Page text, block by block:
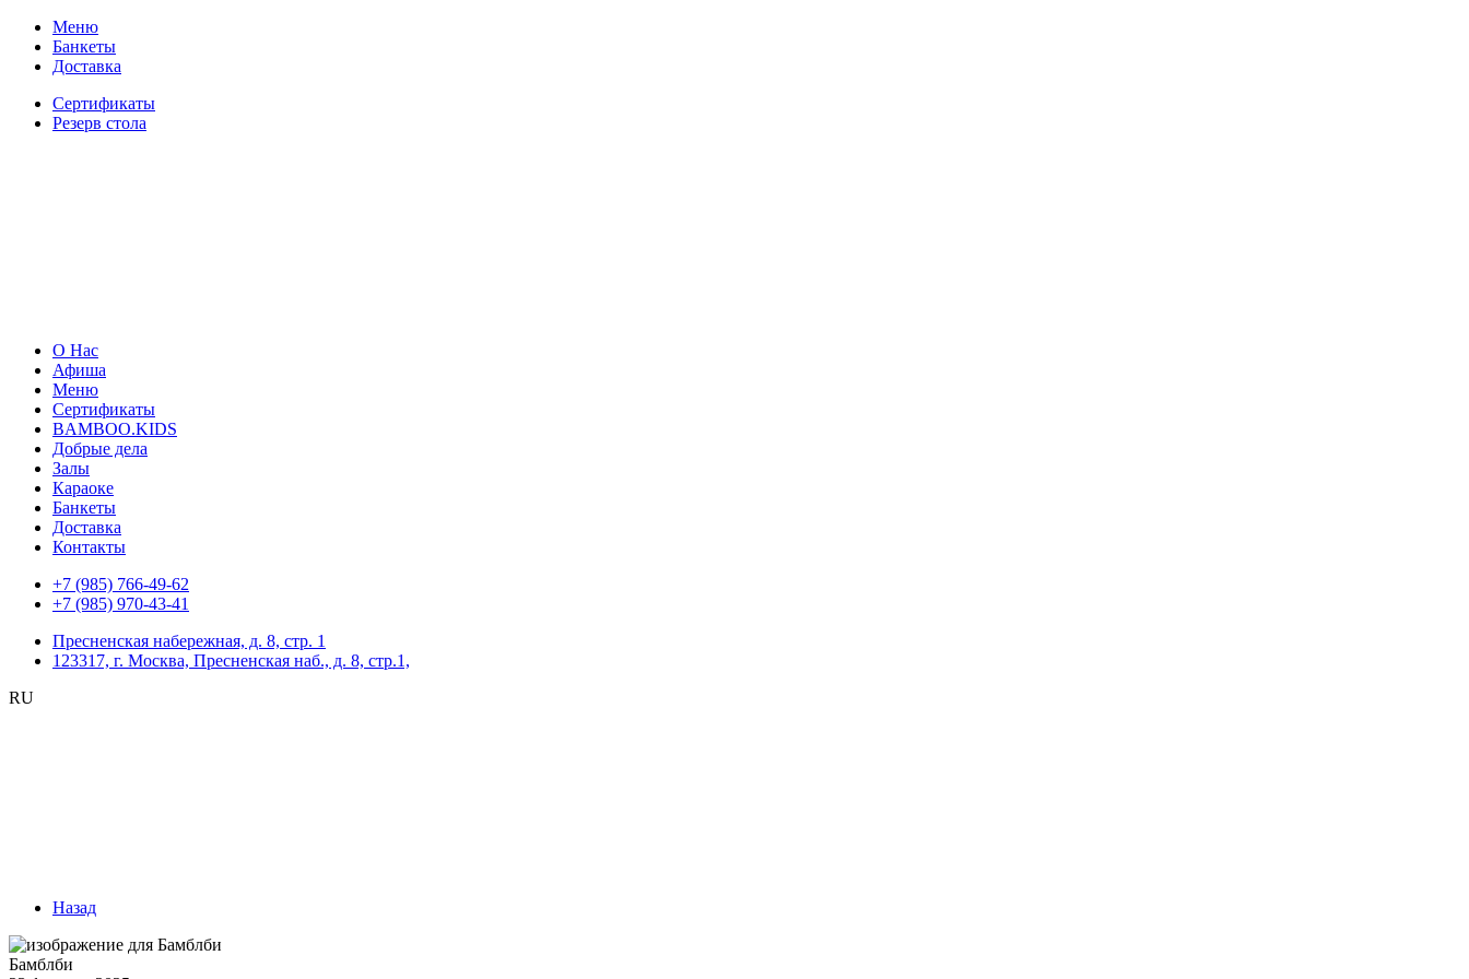
Меню
Банкеты
Доставка
Сертификаты
Резерв стола
О Нас
Афиша
Меню
Сертификаты
BAMBOO.KIDS
Добрые дела
Залы
Караоке
Банкеты
Доставка
Контакты
+7 (985) 766-49-62
+7 (985) 970-43-41
Пресненская набережная, д. 8, стр. 1
123317, г. Москва, Пресненская наб., д. 8, стр.1,
RU
Назад
Бамблби